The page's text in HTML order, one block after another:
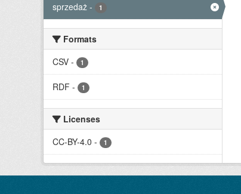
sprzedaż - 1
Formats
CSV - 1
RDF - 1
Licenses
CC-BY-4.0 - 1